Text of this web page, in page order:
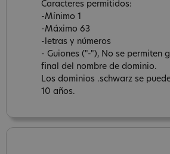
Caracteres permitidos:
-Mínimo 1
-Máximo 63
-letras y números
- Guiones ("-"), No se permiten
final del nombre de dominio.
Los dominios .schwarz se
10 años.